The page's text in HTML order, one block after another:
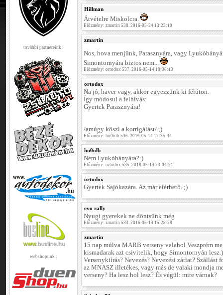
további partnereink :
webshopunk :
Hillman
Átvételre Miskolcra.
Előzmény: zmartin 538. 2016-05-24 13:23:10
zmartin
Nos, hova menjünk, Parasznyára, vagy
Simontornyára biztos nem...
Előzmény: ortodox 537. 2016-05-14 18:36:13
ortodox
Na jó, haver vagy, akkor egyezzünk ki félúton.
Így módosul a felhívás:
Gyertek Parasznyára!
/amúgy köszi a korrigálást/ ;)
Előzmény: hu0olb 536. 2016-05-14 17:35:44
hu0olb
Nem Lyukóbányára?:)
Előzmény: ortodox 535. 2016-05-13 23:04:21
ortodox
Gyertek Sajókazára. Az már elérhető. ;)
evo rally
Nyugi gyerekek ne döntsünk még
Előzmény: zmartin 533. 2016-05-13 15:28:28
zmartin
15 nap múlva MARB verseny valahol Veszprém
kismadarak azt csivitelik, hogy Simontornyán lesz.)
Versenykiírás? Nevezés? Nevezési zárlat?
az MNASZ illetékes, vagy más de valaki mondja
verseny? Ha lesz hol lesz? És végül: mire várnak?